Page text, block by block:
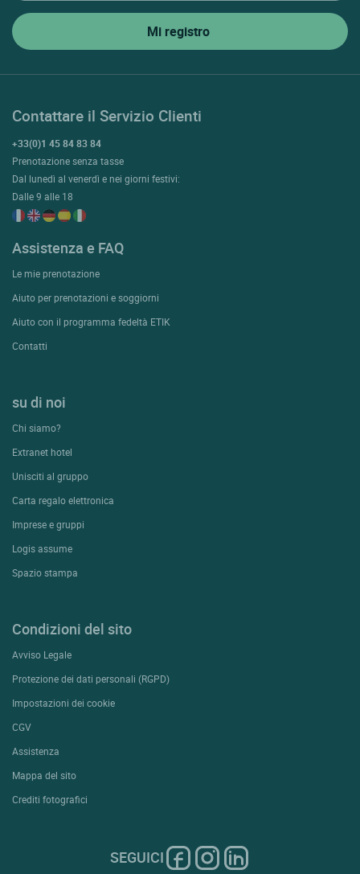
Contattare il Servizio Clienti
+33(0)1 45 84 83 84
Prenotazione senza tasse
Dal lunedì al venerdì e nei giorni festivi:
Dalle 9 alle 18
Assistenza e FAQ
Le mie prenotazione
Aiuto per prenotazioni e soggiorni
Aiuto con il programma fedeltà ETIK
Contatti
su di noi
Chi siamo?
Extranet hotel
Unisciti al gruppo
Carta regalo elettronica
Imprese e gruppi
Logis assume
Spazio stampa
Condizioni del sito
Avviso Legale
Protezione dei dati personali (RGPD)
Impostazioni dei cookie
CGV
Assistenza
Mappa del sito
Crediti fotografici
SEGUICI